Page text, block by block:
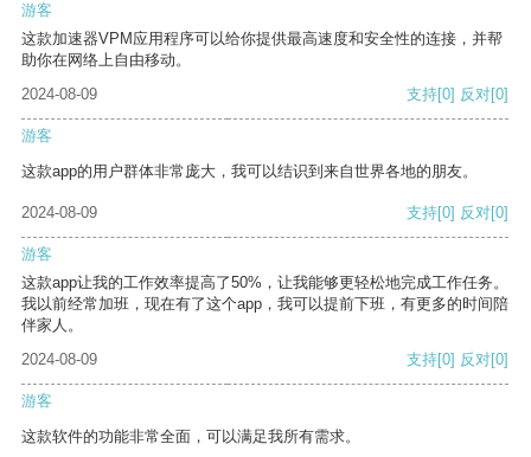
游客
这款加速器VPM应用程序可以给你提供最高速度和安全性的连接，并帮
助你在网络上自由移动。
2024-08-09
支持[0] 反对[0]
游客
这款app的用户群体非常庞大，我可以结识到来自世界各地的朋友。
2024-08-09 支持[0] 反对[0]
游客
这款app让我的工作效率提高了50%，让我能够更轻松地完成工作任务。
我以前经常加班，现在有了这个app，我可以提前下班，有更多的时间陪
伴家人。
2024-08-09
支持[0] 反对[0]
游客
这款软件的功能非常全面，可以满足我所有需求。